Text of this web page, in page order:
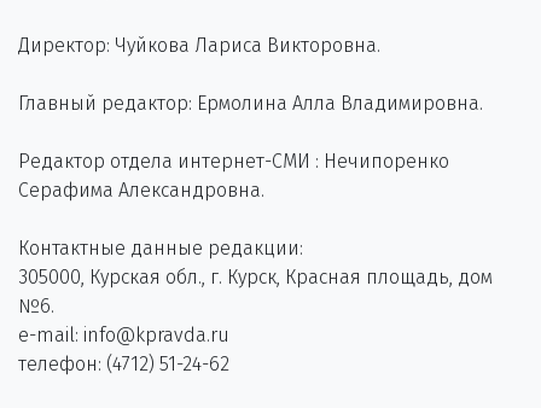
Директор: Чуйкова Лариса Викторовна.
Главный редактор: Ермолина Алла Владимировна.
Редактор отдела интернет-СМИ : Нечипоренко
Серафима Александровна.
Контактные данные редакции:
305000, Курская обл., г. Курск, Красная площадь, дом
№6.
e-mail: info@kpravda.ru
телефон: (4712) 51-24-62